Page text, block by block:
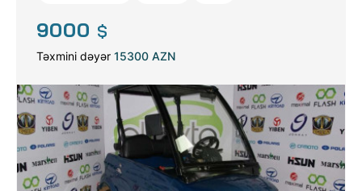
9000 $
Təxmini dəyər 15300 AZN